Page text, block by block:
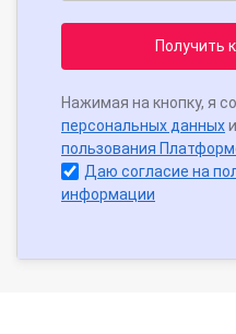
Получить
Нажимая на кнопку, я
персональных данных
пользования
Даю согласие на
информации